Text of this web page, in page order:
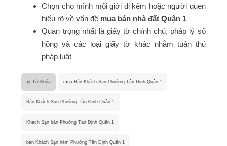
Chọn cho mình môi giới đi kèm hoặc người quen
hiểu rõ về vấn đề mua bán nhà đất Quận 1
Quan trọng nhất là giấy tờ chính chủ, pháp lý sổ
hồng và các loại giấy tờ khác nhằm tuân thủ
pháp luật
Từ Khóa mua Bán Khách Sạn Phường Tân Định Quận 1
Bán Khách Sạn Phường Tân Định Quận 1
Khách Sạn bán Phường Tân Định Quận 1
bán Khách Sạn hẻm Phường Tân Định Quận 1